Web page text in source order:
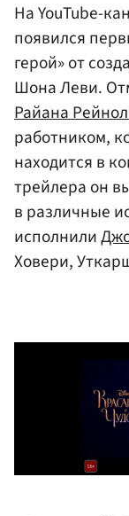
На YouTube-
появился
герой» от
Шона Леви.
Райана
работником,
находится в
трейлера он
в различные
исполнили
Ховери,